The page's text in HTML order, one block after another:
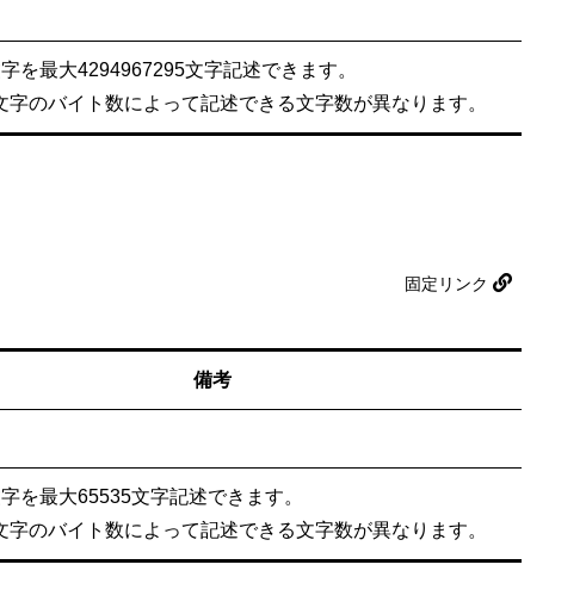
を最大4294967295文字記述できます。
字のバイト数によって記述できる文字数が異なります。
固定リンク
備考
を最大65535文字記述できます。
字のバイト数によって記述できる文字数が異なります。